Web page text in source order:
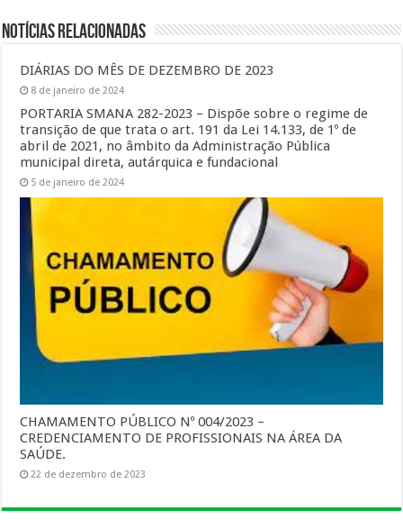
Notícias Relacionadas
DIÁRIAS DO MÊS DE DEZEMBRO DE 2023
8 de janeiro de 2024
PORTARIA SMANA 282-2023 – Dispõe sobre o regime de
transição de que trata o art. 191 da Lei 14.133, de 1º de
abril de 2021, no âmbito da Administração Pública
municipal direta, autárquica e fundacional
5 de janeiro de 2024
CHAMAMENTO PÚBLICO Nº 004/2023 –
CREDENCIAMENTO DE PROFISSIONAIS NA ÁREA DA
SAÚDE.
22 de dezembro de 2023